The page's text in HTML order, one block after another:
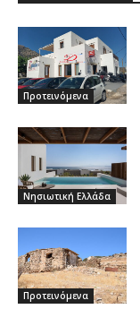
Προτεινόμενα
Νησιωτική Ελλάδα
Προτεινόμενα